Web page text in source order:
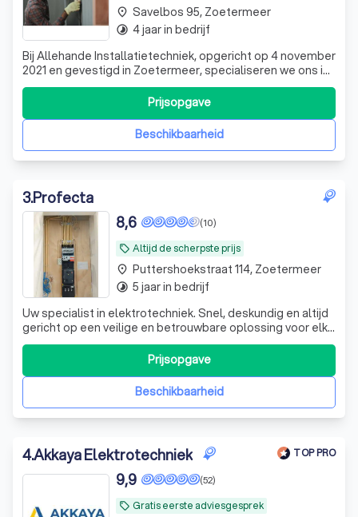
Bij Allehande Installatietechniek, opgericht op 4 november
2021 en gevestigd in Zoetermeer, specialiseren we ons in
een breed scala aan elektrische diensten. Van installatie
en aansluiting tot reparatie, storingen, keuringen en meer,
inclusief slimme thuisoplossingen en laadpalen. Vraag
vandaag nog
Beschikbaarheid
Prijsopgave
place Savelbos 95, Zoetermeer
timelapse 4 jaar in bedrijf
3.Profecta
local_offer Altijd de scherpste prijs
(10)
8,6
Uw specialist in elektrotechniek. Snel, deskundig en altijd
gericht op een veilige en betrouwbare oplossing voor elke
elektrische uitdaging.
Beschikbaarheid
Prijsopgave
place Puttershoekstraat 114, Zoetermeer
timelapse 5 jaar in bedrijf
4.Akkaya Elektrotechniek TOP PRO
local_offer Gratis eerste adviesgesprek
(52)
9,9